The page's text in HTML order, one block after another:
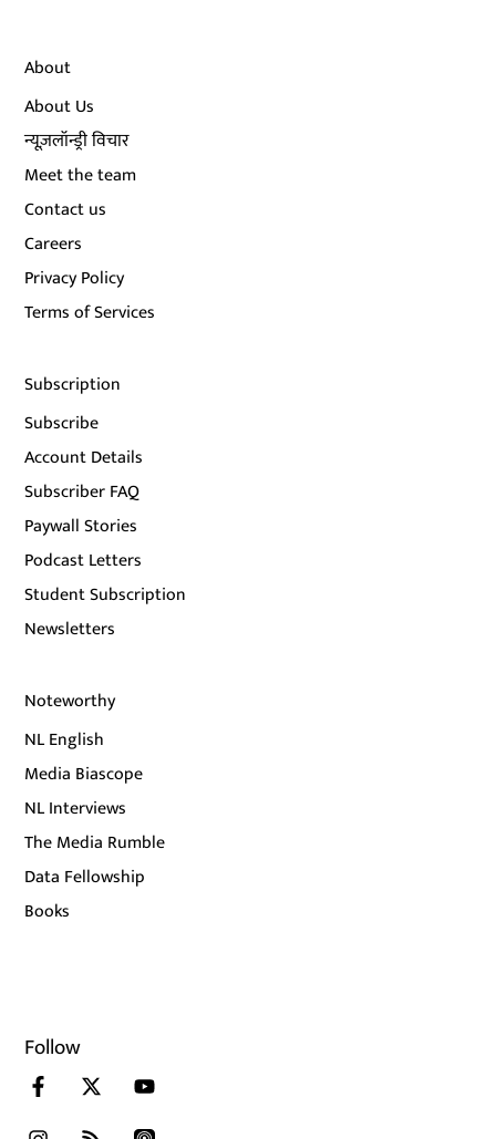
About
About Us
न्यूज़लॉन्ड्री विचार
Meet the team
Contact us
Careers
Privacy Policy
Terms of Services
Subscription
Subscribe
Account Details
Subscriber FAQ
Paywall Stories
Podcast Letters
Student Subscription
Newsletters
Noteworthy
NL English
Media Biascope
NL Interviews
The Media Rumble
Data Fellowship
Books
Follow